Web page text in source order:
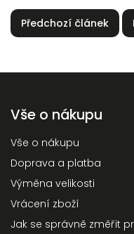
Předchozí článek
Vše o nákupu
Vše o nákupu
Doprava a platba
Výměna velikosti
Vrácení zboží
Jak se správně změřit